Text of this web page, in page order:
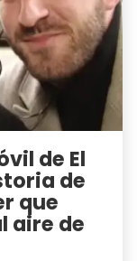
de El
de
que
aire de